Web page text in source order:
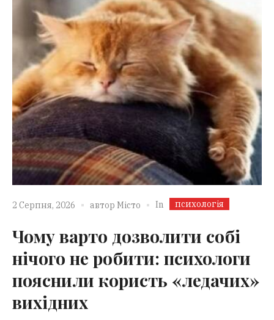
2 Серпня, 2026 автор Місто In психологія
Чому варто дозволити собі
нічого не робити: психологи
пояснили користь «ледачих»
вихідних